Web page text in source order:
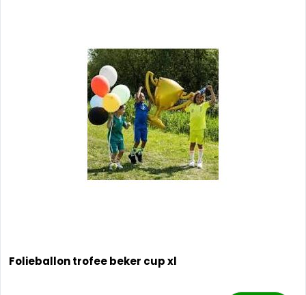
Folieballon trofee beker cup xl